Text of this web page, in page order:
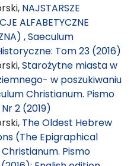
NAJSTARSZE
ALFABETYCZNE
,Saeculum
Tom 23 (2016)
Starożytne miasta w
w poszukiwaniu
Christianum. Pismo
2 (2019)
The Oldest Hebrew
(The Epigraphical
Pismo